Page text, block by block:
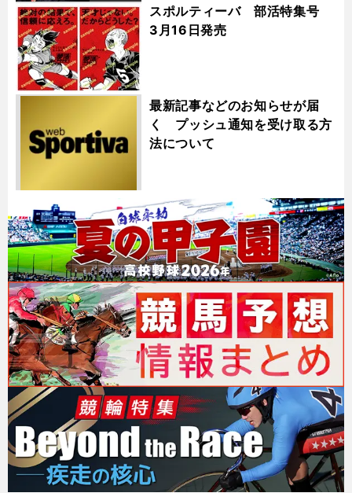
スポルティーバ 部活特集号
3月16日発売
最新記事などのお知らせが届
く プッシュ通知を受け取る方
法について